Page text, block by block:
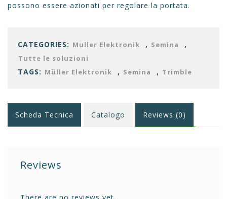
possono essere azionati per regolare la portata.
CATEGORIES: Muller Elektronik , Semina ,
Tutte le soluzioni
TAGS: Müller Elektronik , Semina , Trimble
Reviews (0)
Scheda Tecnica Catalogo
Reviews